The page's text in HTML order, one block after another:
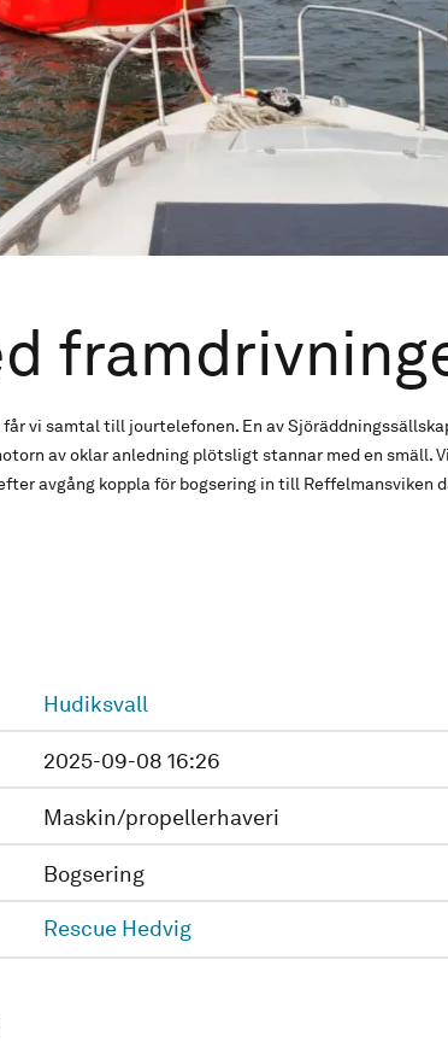
vi samtal till jourtelefonen. En av
av oklar anledning plötsligt stannar med en smäll. Vi
avgång koppla för bogsering in till Reffelmansviken
Hudiksvall
2025-09-08 16:26
Maskin/propellerhaveri
Bogsering
Rescue Hedvig